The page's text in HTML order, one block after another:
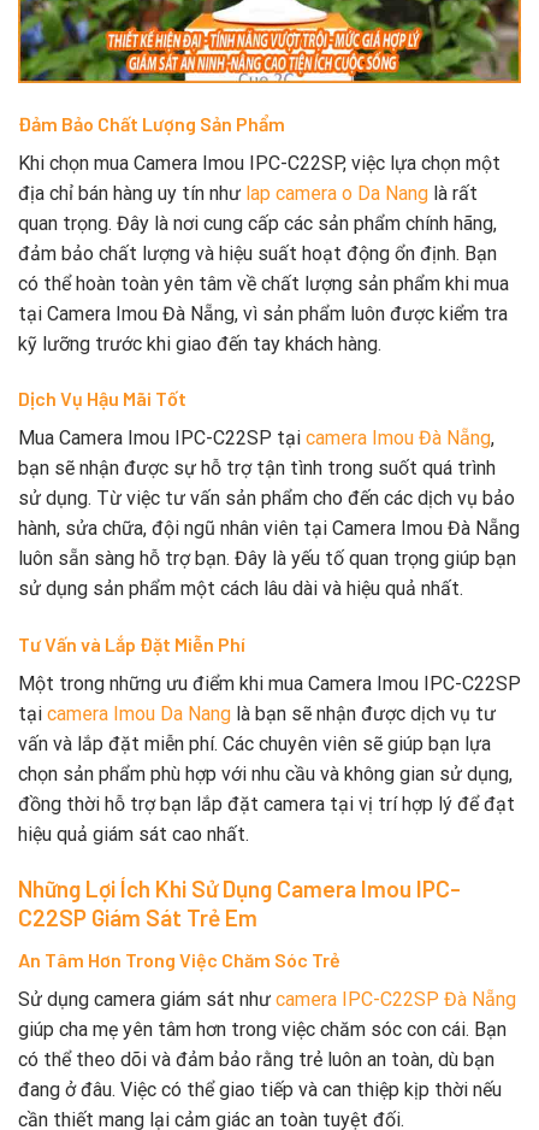
Đảm Bảo Chất Lượng Sản Phẩm
Khi chọn mua Camera Imou IPC-C22SP, việc lựa chọn một
địa chỉ bán hàng uy tín như lap camera o Da Nang là rất
quan trọng. Đây là nơi cung cấp các sản phẩm chính hãng,
đảm bảo chất lượng và hiệu suất hoạt động ổn định. Bạn
có thể hoàn toàn yên tâm về chất lượng sản phẩm khi mua
tại Camera Imou Đà Nẵng, vì sản phẩm luôn được kiểm tra
kỹ lưỡng trước khi giao đến tay khách hàng.
Dịch Vụ Hậu Mãi Tốt
Mua Camera Imou IPC-C22SP tại camera Imou Đà Nẵng,
bạn sẽ nhận được sự hỗ trợ tận tình trong suốt quá trình
sử dụng. Từ việc tư vấn sản phẩm cho đến các dịch vụ bảo
hành, sửa chữa, đội ngũ nhân viên tại Camera Imou Đà Nẵng
luôn sẵn sàng hỗ trợ bạn. Đây là yếu tố quan trọng giúp bạn
sử dụng sản phẩm một cách lâu dài và hiệu quả nhất.
Tư Vấn và Lắp Đặt Miễn Phí
Một trong những ưu điểm khi mua Camera Imou IPC-C22SP
tại camera Imou Da Nang là bạn sẽ nhận được dịch vụ tư
vấn và lắp đặt miễn phí. Các chuyên viên sẽ giúp bạn lựa
chọn sản phẩm phù hợp với nhu cầu và không gian sử dụng,
đồng thời hỗ trợ bạn lắp đặt camera tại vị trí hợp lý để đạt
hiệu quả giám sát cao nhất.
Những Lợi Ích Khi Sử Dụng Camera Imou IPC-
C22SP Giám Sát Trẻ Em
An Tâm Hơn Trong Việc Chăm Sóc Trẻ
Sử dụng camera giám sát như camera IPC-C22SP Đà Nẵng
giúp cha mẹ yên tâm hơn trong việc chăm sóc con cái. Bạn
có thể theo dõi và đảm bảo rằng trẻ luôn an toàn, dù bạn
đang ở đâu. Việc có thể giao tiếp và can thiệp kịp thời nếu
cần thiết mang lại cảm giác an toàn tuyệt đối.